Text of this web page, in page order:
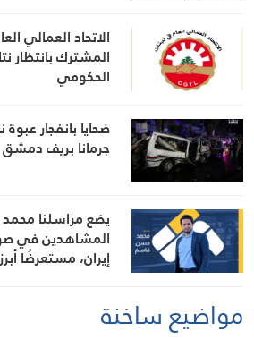
الاتحاد العمالي
المشترك بانتظار
الحكومي
ضحايا بانفجار
جرمانا بريف دمشق
يضع مراسلنا
المشاهدين في
إيران، مستعرضًا
الصلة بالشأنينمواضيع ساخنة